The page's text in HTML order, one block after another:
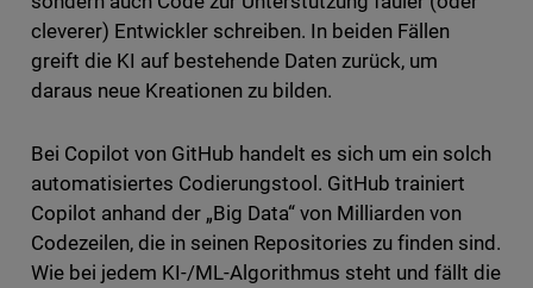
cleverer) Entwickler schreiben. In beiden Fällen
greift die KI auf bestehende Daten zurück, um
daraus neue Kreationen zu bilden.
Bei Copilot von GitHub handelt es sich um ein solch
automatisiertes Codierungstool. GitHub trainiert
Copilot anhand der „Big Data“ von Milliarden von
Codezeilen, die in seinen Repositories zu finden sind.
Wie bei jedem KI-/ML-Algorithmus steht und fällt die